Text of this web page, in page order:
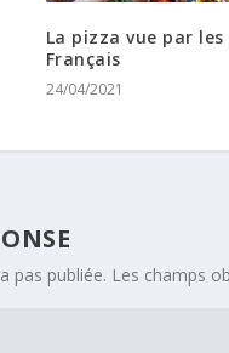
La pizza vue par les
Français
24/04/2021
pas publiée. Les champs